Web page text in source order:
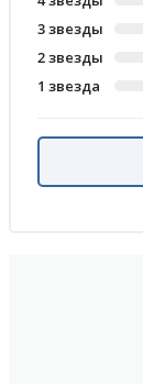
3 звезды
2 звезды
1 звезда